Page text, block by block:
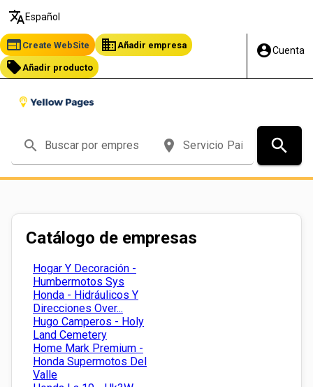
translate Español
web Create WebSite business Añadir empresa
local_offer Añadir producto
account_circleCuenta
search place search
Catálogo de empresas
Hogar Y Decoración -
Humbermotos Sys
Honda - Hidráulicos Y
Direcciones Over...
Hugo Camperos - Holy
Land Cemetery
Home Mark Premium -
Honda Supermotos Del
Valle